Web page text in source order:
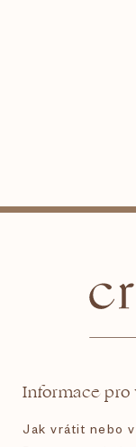
Informace pro
Jak vrátit nebo